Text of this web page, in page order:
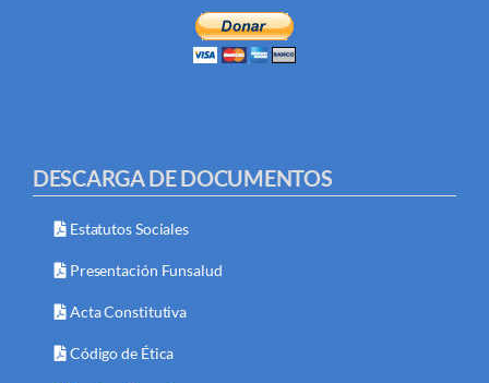
DESCARGA DE DOCUMENTOS
Estatutos Sociales
Presentación Funsalud
Acta Constitutiva
Código de Ética